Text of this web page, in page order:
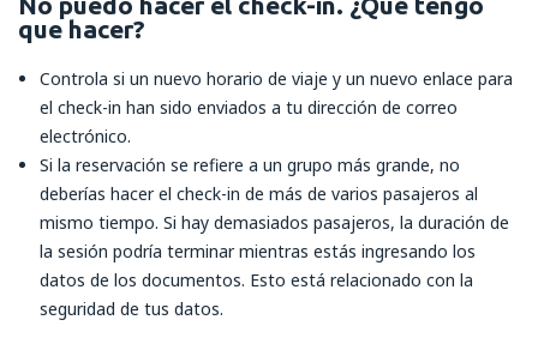
que hacer?
Controla si un nuevo horario de viaje y un nuevo enlace para
el check-in han sido enviados a tu dirección de correo
electrónico.
Si la reservación se refiere a un grupo más grande, no
deberías hacer el check-in de más de varios pasajeros al
mismo tiempo. Si hay demasiados pasajeros, la duración de
la sesión podría terminar mientras estás ingresando los
datos de los documentos. Esto está relacionado con la
seguridad de tus datos.